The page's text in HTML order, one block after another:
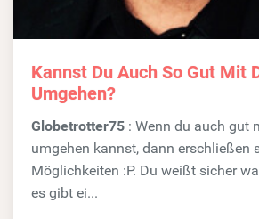
Kannst Du Auch So Gut Mit
Umgehen?
Globetrotter75 : Wenn du auch gut
umgehen kannst, dann erschließen
Möglichkeiten :P. Du weißt sicher
es gibt ei...